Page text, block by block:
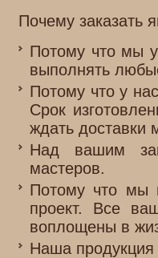
Почему заказать
Потому что мы
выполнять
Потому что у
Срок
ждать доставки
Над вашим
мастеров.
Потому что мы
проект. Все
воплощены в
Наша продукция